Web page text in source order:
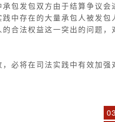
包发包双方由于结算争议
中存在的大量承包人被发
合法权益这一突出的问题，
必将在司法实践中有效加
03